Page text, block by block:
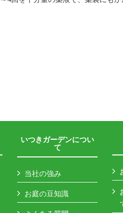
いつきガーデンについ
て
当社の強み
お庭の豆知識